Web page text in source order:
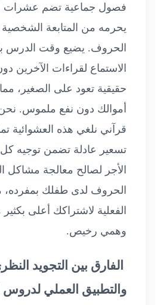
فصول جماعية تضم عشرات
يحرمه من المتابعة
الحروف. يضيع وقت الدرس
الاستماع لقراءات الآخرين
حقيقية تعود على الصغير،
أموالك دون نفع ملموس. نحن
قرآني نلغي هذه العشوائية
تسعير عادلة تضمن توجيه
الأجر لصالح معالجة مشاكل
الحروف لدى طفلك بمفرده،
الفعلية لاشتراكك أعلى
وهمي رخيص.
الفارق بين التجويد
والتطبيق العملي لدروس